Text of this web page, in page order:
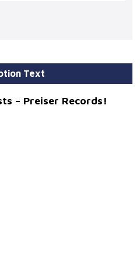
Text
– Preiser Records!